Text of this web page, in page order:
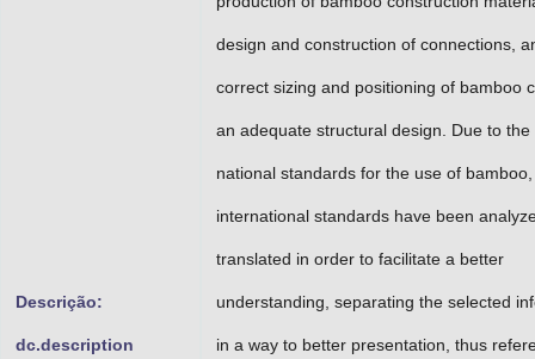
Descrição:
dc.description
design and construction of connections,
correct sizing and positioning of bamboo
an adequate structural design. Due to the
national standards for the use of
international standards have been
translated in order to facilitate a better
understanding, separating the selected
in a way to better presentation, thus